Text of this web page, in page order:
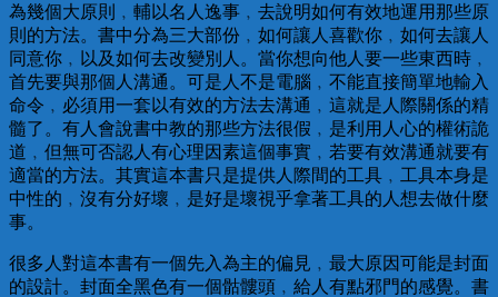
為幾個大原則﹐輔以名人逸事﹐去說明如何有效地運用那些原
則的方法。書中分為三大部份﹐如何讓人喜歡你﹐如何去讓人
同意你﹐以及如何去改變別人。當你想向他人要一些東西時﹐
首先要與那個人溝通。可是人不是電腦﹐不能直接簡單地輸入
命令﹐必須用一套以有效的方法去溝通﹐這就是人際關係的精
髓了。有人會說書中教的那些方法很假﹐是利用人心的權術詭
道﹐但無可否認人有心理因素這個事實﹐若要有效溝通就要有
適當的方法。其實這本書只是提供人際間的工具﹐工具本身是
中性的﹐沒有分好壞﹐是好是壞視乎拿著工具的人想去做什麼
事。
很多人對這本書有一個先入為主的偏見﹐最大原因可能是封面
的設計。封面全黑色有一個骷髏頭﹐給人有點邪門的感覺。書